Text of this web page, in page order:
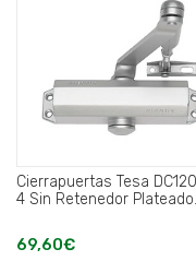
Cierrapuertas Tesa DC120 F2-
4 Sin Retenedor Plateado.
69,60€